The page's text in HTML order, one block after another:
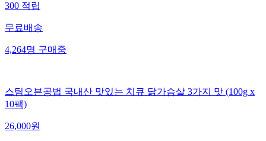
300 적립
무료배송
4,264명 구매중
스팀오븐공법 국내산 맛있는 치큐 닭가슴살 3가지 맛 (100g x
10팩)
26,000원